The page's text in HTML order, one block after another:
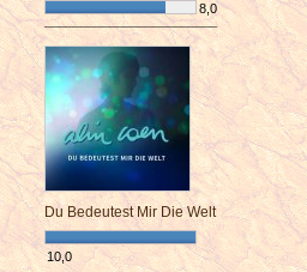
8,0
¯¯¯¯¯¯¯¯¯¯¯¯¯¯¯¯¯¯¯¯¯¯¯¯
Du Bedeutest Mir Die Welt
10,0